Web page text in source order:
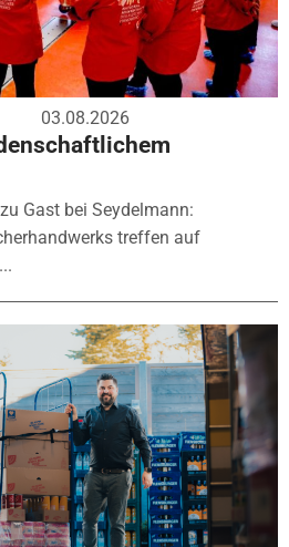
03.08.2026
Gast bei Seydelmann:
treffen auf